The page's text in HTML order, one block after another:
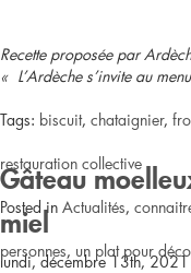
Recette proposée par
« L’Ardèche s’invite au
Tags: biscuit, chataignier,
restauration collective
Posted in Actualités,
personnes, un plat pour
Gâteau
miel
lundi, décembre 13th, 2021